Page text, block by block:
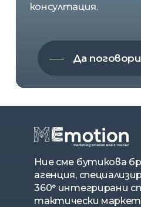
консултация.
Да
Ние сме бутикова
агенция,
360° интегрирани
тактически